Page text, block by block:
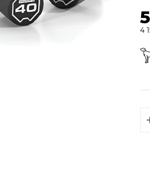
4